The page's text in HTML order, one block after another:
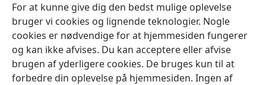
For at kunne give dig den bedst mulige oplevelse
bruger vi cookies og lignende teknologier. Nogle
cookies er nødvendige for at hjemmesiden fungerer
og kan ikke afvises. Du kan acceptere eller afvise
brugen af yderligere cookies. De bruges kun til at
forbedre din oplevelse på hjemmesiden. Ingen af
nyt
vindue)JW Hub
(åbner
nyt
vindue)JW Library
Watchtower Library